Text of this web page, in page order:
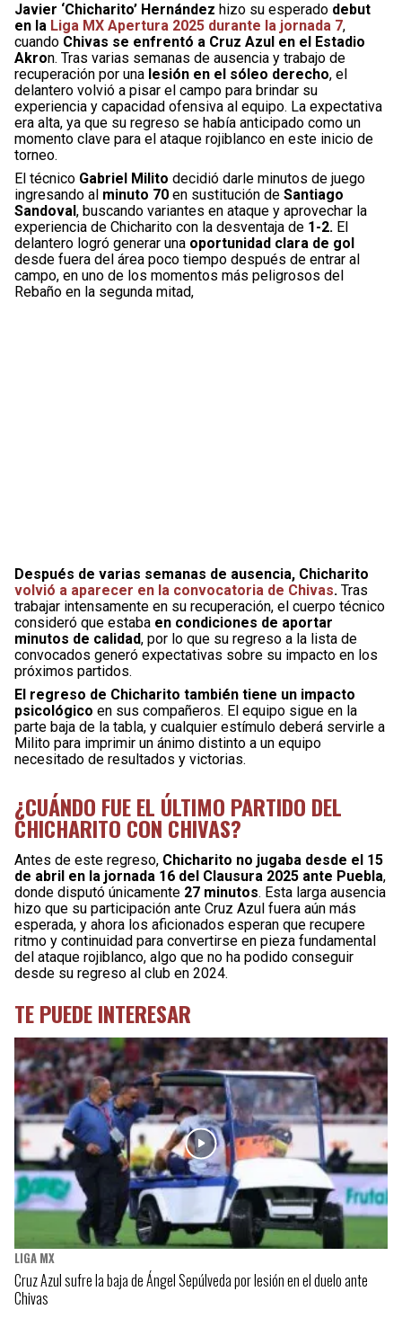
Javier ‘Chicharito’ Hernández hizo su esperado debut
en la Liga MX Apertura 2025 durante la jornada 7,
cuando Chivas se enfrentó a Cruz Azul en el Estadio
Akron. Tras varias semanas de ausencia y trabajo de
recuperación por una lesión en el sóleo derecho, el
delantero volvió a pisar el campo para brindar su
experiencia y capacidad ofensiva al equipo. La expectativa
era alta, ya que su regreso se había anticipado como un
momento clave para el ataque rojiblanco en este inicio de
torneo.
El técnico Gabriel Milito decidió darle minutos de juego
ingresando al minuto 70 en sustitución de Santiago
Sandoval , buscando variantes en ataque y aprovechar la
experiencia de Chicharito con la desventaja de 1-2. El
delantero logró generar una oportunidad clara de gol
desde fuera del área poco tiempo después de entrar al
campo, en uno de los momentos más peligrosos del
Rebaño en la segunda mitad,
Después de varias semanas de ausencia, Chicharito
volvió a aparecer en la convocatoria de Chivas. Tras
trabajar intensamente en su recuperación, el cuerpo técnico
consideró que estaba en condiciones de aportar
minutos de calidad, por lo que su regreso a la lista de
convocados generó expectativas sobre su impacto en los
próximos partidos.
El regreso de Chicharito también tiene un impacto
psicológico en sus compañeros. El equipo sigue en la
parte baja de la tabla, y cualquier estímulo deberá servirle a
Milito para imprimir un ánimo distinto a un equipo
necesitado de resultados y victorias.
¿CUÁNDO FUE EL ÚLTIMO PARTIDO DEL
CHICHARITO CON CHIVAS?
Antes de este regreso, Chicharito no jugaba desde el 15
de abril en la jornada 16 del Clausura 2025 ante Puebla,
donde disputó únicamente 27 minutos. Esta larga ausencia
hizo que su participación ante Cruz Azul fuera aún más
esperada, y ahora los aficionados esperan que recupere
ritmo y continuidad para convertirse en pieza fundamental
del ataque rojiblanco, algo que no ha podido conseguir
desde su regreso al club en 2024.
TE PUEDE INTERESAR
LIGA MX
Cruz Azul sufre la baja de Ángel Sepúlveda por lesión en el duelo ante
Chivas